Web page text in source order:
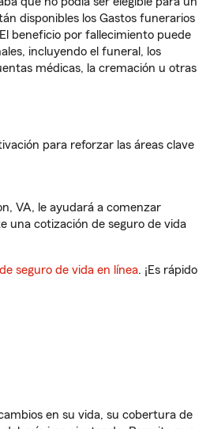
disponibles los Gastos funerarios
beneficio por fallecimiento puede
incluyendo el funeral, los
médicas, la cremación u otras
para reforzar las áreas clave
VA, le ayudará a comenzar
una cotización de seguro de vida
seguro de vida en línea. ¡Es rápido
en su vida, su cobertura de